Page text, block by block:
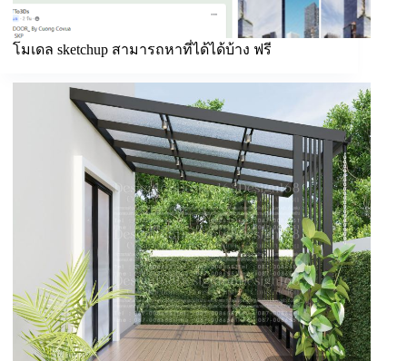
โมเดล sketchup สามารถหาที่ได้ได้บ้าง ฟรี